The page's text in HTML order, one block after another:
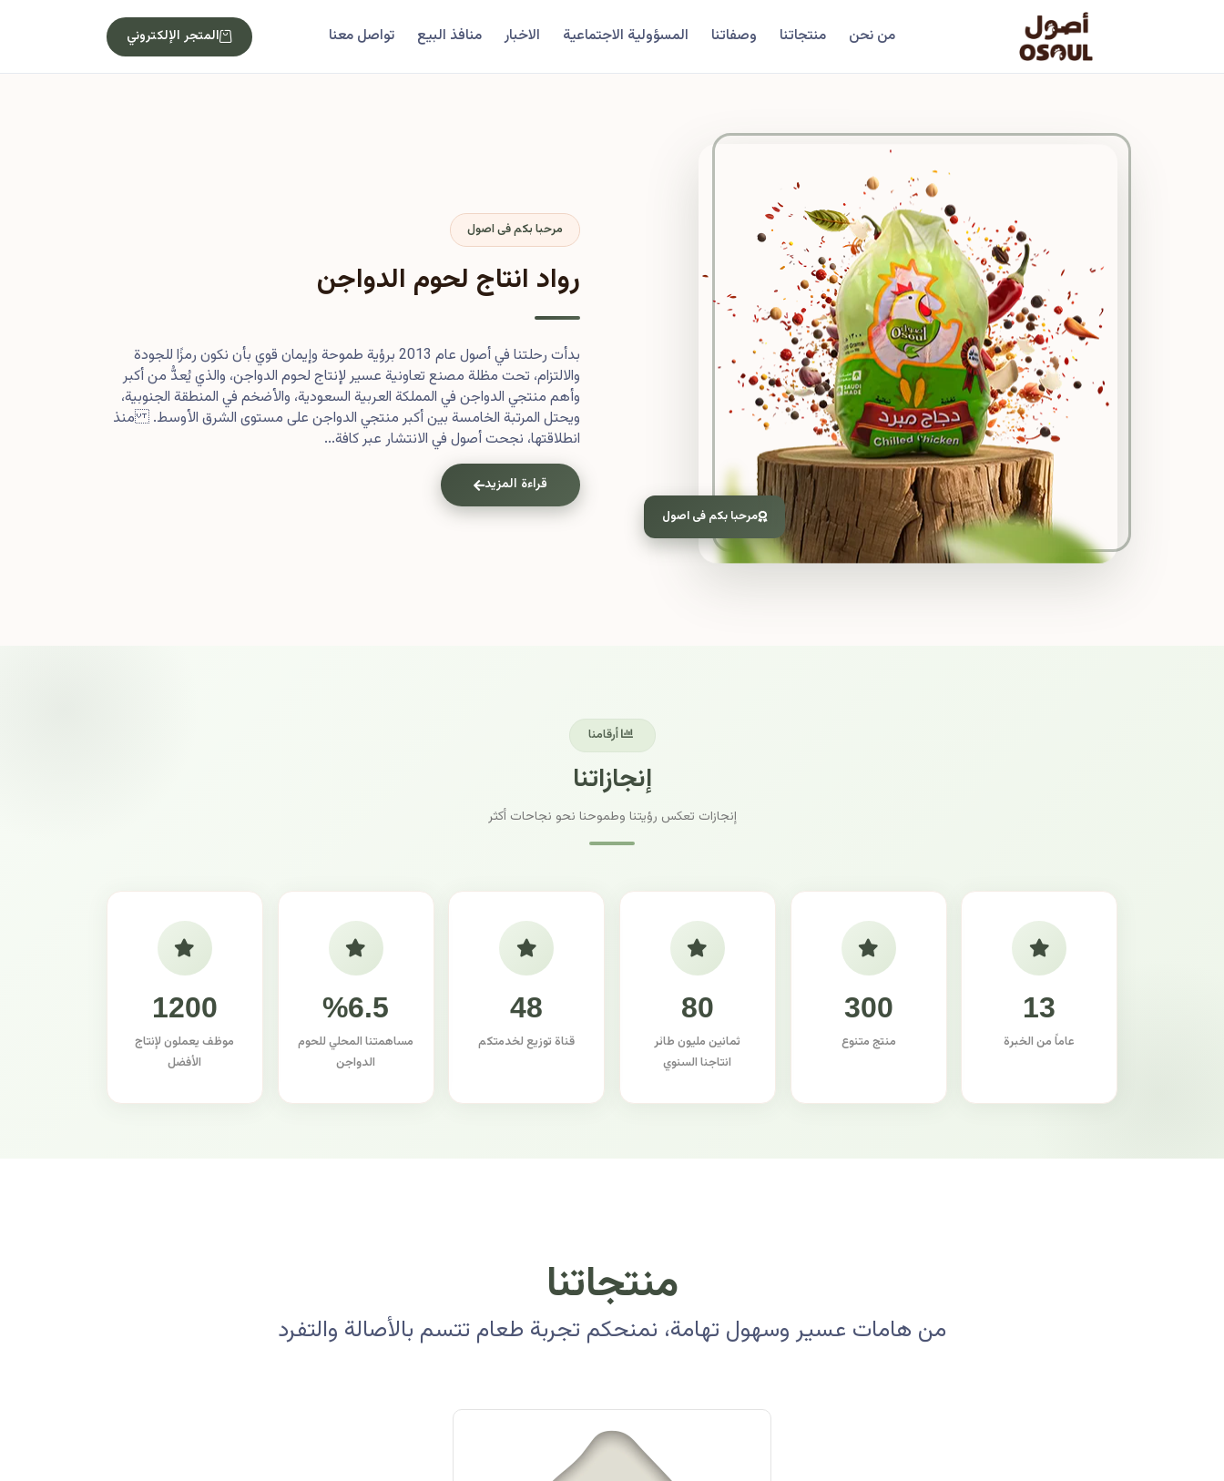
من نحن منتجاتنا وصفاتنا المسؤولية الاجتماعية الاخبار منافذ البيع تواصل معنا المتجر الإلكتروني
مرحبا بكم فى اصول
مرحبا بكم فى اصول
رواد انتاج لحوم الدواجن
بدأت رحلتنا في أصول عام 2013 برؤية طموحة وإيمان قوي بأن نكون رمزًا للجودة
والالتزام، تحت مظلة مصنع تعاونية عسير لإنتاج لحوم الدواجن، والذي يُعدُّ من أكبر
وأهم منتجي الدواجن في المملكة العربية السعودية، والأضخم في المنطقة الجنوبية،
ويحتل المرتبة الخامسة بين أكبر منتجي الدواجن على مستوى الشرق الأوسط. منذ
انطلاقتها، نجحت أصول في الانتشار عبر كافة...
قراءة المزيد
أرقامنا
إنجازاتنا
إنجازات تعكس رؤيتنا وطموحنا نحو نجاحات أكثر
13
عاماً من الخبرة
300
منتج متنوع
80
ثمانين مليون طائر
انتاجنا السنوي
48
قناة توزيع لخدمتكم
%6.5
مساهمتنا المحلي للحوم
الدواجن
1200
موظف يعملون لإنتاج
الأفضل
منتجاتنا
من هامات عسير وسهول تهامة، نمنحكم تجربة طعام تتسم بالأصالة والتفرد